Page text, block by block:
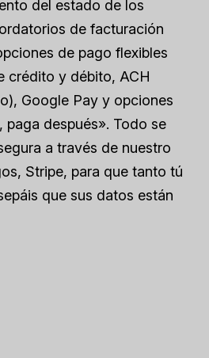
del estado de los
de facturación
de pago flexibles
crédito y débito, ACH
Google Pay y opciones
paga después». Todo se
a través de nuestro
Stripe, para que tanto tú
que sus datos están